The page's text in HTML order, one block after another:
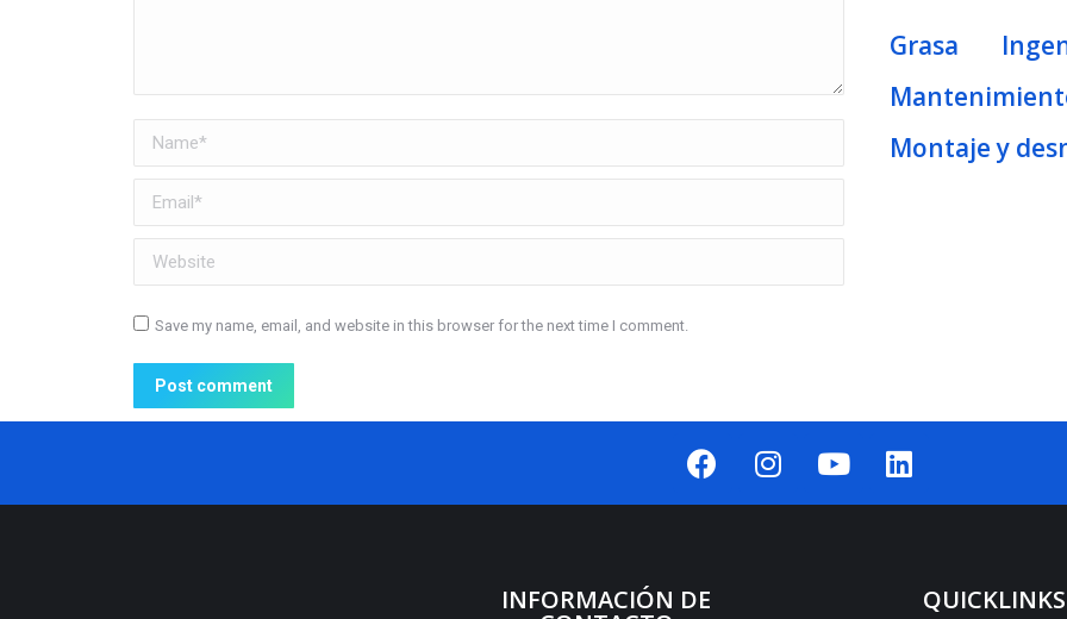
Name *
Email *
Website
Save my name, email, and website in this browser for the next time I comment.
Post comment
Grasa
Montaje y
INFORMACIÓN DE QUICKLINKS